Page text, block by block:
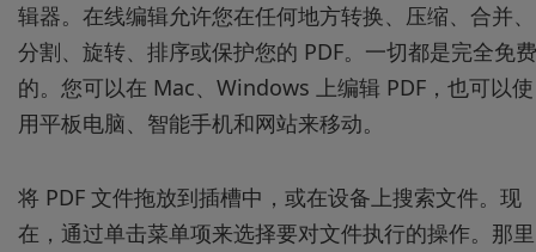
辑器。在线编辑允许您在任何地方转换、压缩、合并、
分割、旋转、排序或保护您的 PDF。一切都是完全免费
的。您可以在 Mac、Windows 上编辑 PDF，也可以使
用平板电脑、智能手机和网站来移动。
将 PDF 文件拖放到插槽中，或在设备上搜索文件。现
在，通过单击菜单项来选择要对文件执行的操作。那里